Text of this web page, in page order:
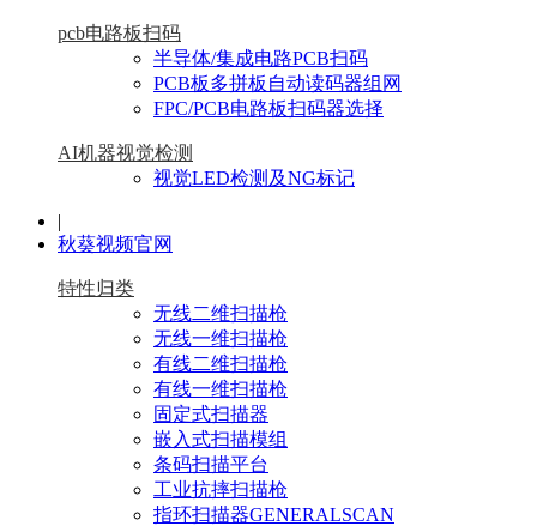
pcb电路板扫码
半导体/集成电路PCB扫码
PCB板多拼板自动读码器组网
FPC/PCB电路板扫码器选择
AI机器视觉检测
视觉LED检测及NG标记
|
秋葵视频官网
特性归类
无线二维扫描枪
无线一维扫描枪
有线二维扫描枪
有线一维扫描枪
固定式扫描器
嵌入式扫描模组
条码扫描平台
工业抗摔扫描枪
指环扫描器GENERALSCAN